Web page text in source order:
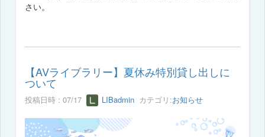
さい。
【AVライブラリー】夏休み特別貸し出しに
ついて
投稿日時 : 07/17 LIBadmin カテゴリ:お知らせ